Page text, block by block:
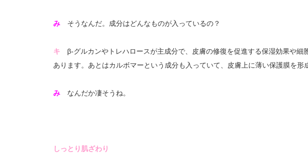
み そうなんだ。成分はどんなものが入っているの？
キ β-グルカンやトレハロースが主成分で、皮膚の修復を促進する保湿効果や細
あります。あとはカルボマーという成分も入っていて、皮膚上に薄い保護膜を形
み なんだか凄そうね。
しっとり肌ざわり